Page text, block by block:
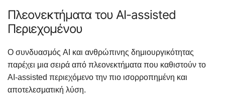
Πλεονεκτήματα του AI-assisted
Περιεχομένου
Ο συνδυασμός AI και ανθρώπινης δημιουργικότητας
παρέχει μια σειρά από πλεονεκτήματα που καθιστούν το
AI-assisted περιεχόμενο την πιο ισορροπημένη και
αποτελεσματική λύση.